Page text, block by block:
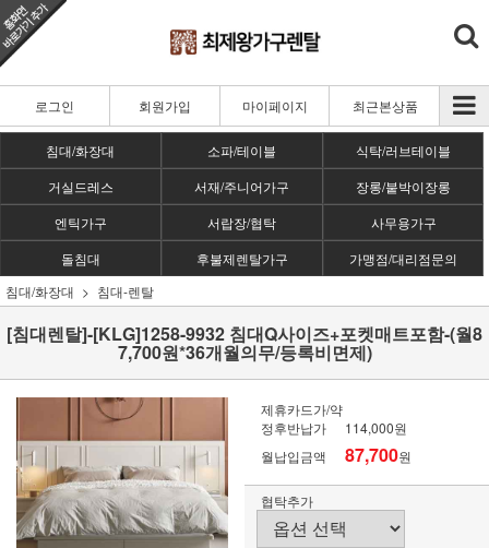
로그인 회원가입 마이페이지 최근본상품
침대/화장대 소파/테이블
식탁/러브테이블
거실드레스
서재/주니어가구
장롱/붙박이장롱
엔틱가구
서랍장/협탁
사무용가구
돌침대
후불제렌탈가구
가맹점/대리점문의
침대/화장대
침대-렌탈
[침대렌탈]-[KLG]1258-9932 침대Q사이즈+포켓매트포함-(월8
7,700원*36개월의무/등록비면제)
제휴카드가/약
정후반납가
114,000원
월납입금액
87,700원
협탁추가